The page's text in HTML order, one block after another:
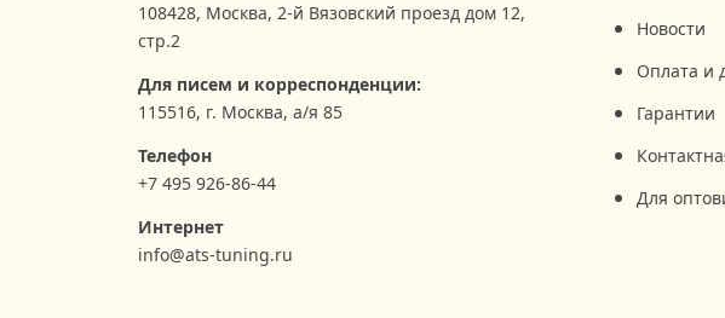
108428, Москва, 2-й Вязовский проезд дом 12,
стр.2
Для писем и корреспонденции:
115516, г. Москва, а/я 85
Телефон
+7 495 926-86-44
Интернет
info@ats-tuning.ru
Новости
Оплата и
Гарантии
Для